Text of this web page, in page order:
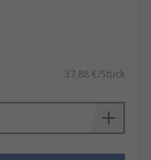
37,88 €/Stück